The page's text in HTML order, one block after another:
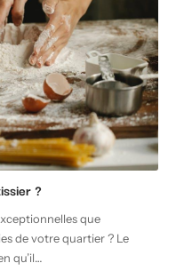
?
que
de votre quartier ? Le
qu’il…